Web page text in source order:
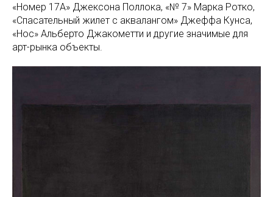
«Номер 17А» Джексона Поллока, «№ 7» Марка Ротко,
«Спасательный жилет с аквалангом» Джеффа Кунса,
«Нос» Альберто Джакометти и другие значимые для
арт-рынка объекты.